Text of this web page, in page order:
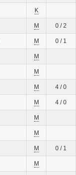
K
M 0 / 2
M 0 / 1
M
M
M 4 / 0
M 4 / 0
M
M
M 0 / 1
M